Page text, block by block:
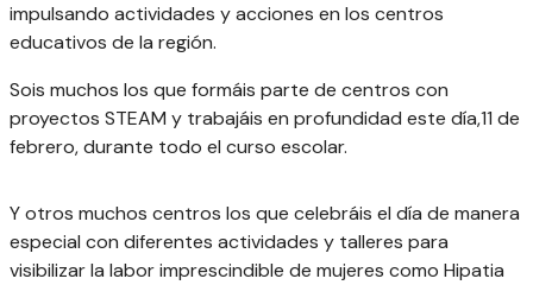
impulsando actividades y acciones en los centros
educativos de la región.
Sois muchos los que formáis parte de centros con
proyectos STEAM y trabajáis en profundidad este día,11 de
febrero, durante todo el curso escolar.
Y otros muchos centros los que celebráis el día de manera
especial con diferentes actividades y talleres para
visibilizar la labor imprescindible de mujeres como Hipatia